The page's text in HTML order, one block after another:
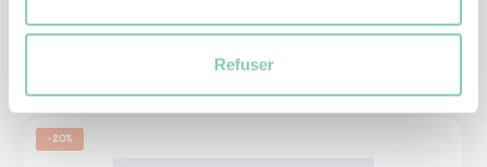
Refuser
Produits similaires
-20%